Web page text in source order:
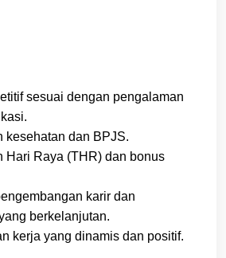
sesuai dengan pengalaman
kesehatan dan BPJS.
Hari Raya (THR) dan bonus
karir dan
berkelanjutan.
kerja yang dinamis dan positif.